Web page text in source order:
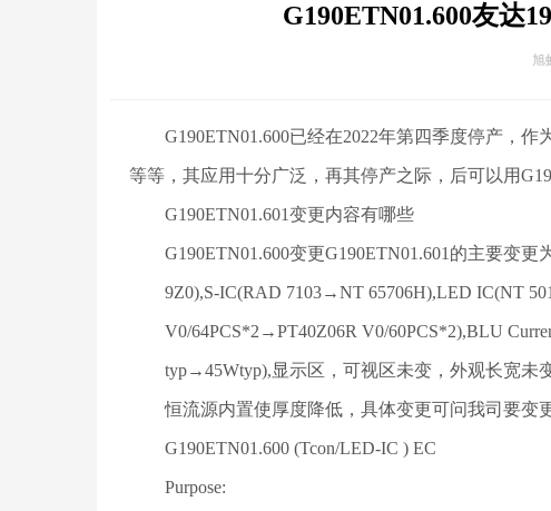
G190ETN01.600友达
旭
G190ETN01.600已经在2022年第四季度停产，作
等等，其应用十分广泛，再其停产之际，后可以用
G190ETN01.601变更内容有哪些
G190ETN01.600变更G190ETN01.601的主要变更
9Z0),S-IC(RAD 7103→NT 65706H),LED IC(NT
V0/64PCS*2→PT40Z06R V0/60PCS*2),BLU
typ→45Wtyp),显示区，可视区未变，外观长宽未变
恒流源内置使厚度降低，具体变更可问我司要变更
G190ETN01.600 (Tcon/LED-IC ) EC
Purpose: